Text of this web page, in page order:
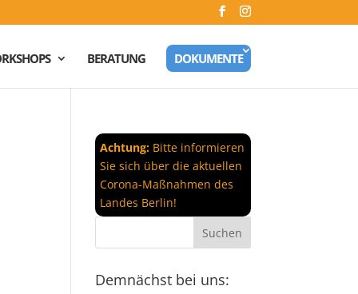
BERATUNG DOKUMENTE
Achtung: Bitte informieren
Sie sich über die aktuellen
Corona-Maßnahmen des
Landes Berlin!
Demnächst bei uns: